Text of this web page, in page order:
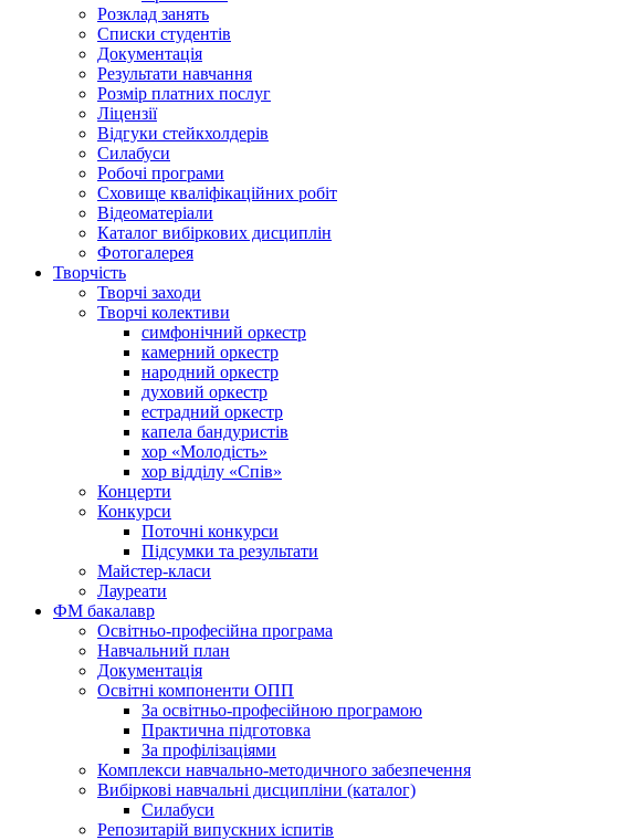
Розклад занять
Списки студентів
Документація
Результати навчання
Розмір платних послуг
Ліцензії
Відгуки стейкхолдерів
Силабуси
Робочі програми
Сховище кваліфікаційних робіт
Відеоматеріали
Каталог вибіркових дисциплін
Фотогалерея
Творчість
Творчі заходи
Творчі колективи
симфонічний оркестр
камерний оркестр
народний оркестр
духовий оркестр
естрадний оркестр
капела бандуристів
хор «Молодість»
хор відділу «Спів»
Концерти
Конкурси
Поточні конкурси
Підсумки та результати
Майстер-класи
Лауреати
ФМ бакалавр
Освітньо-професійна програма
Навчальний план
Документація
Освітні компоненти ОПП
За освітньо-професійною програмою
Практична підготовка
За профілізаціями
Комплекси навчально-методичного забезпечення
Вибіркові навчальні дисципліни (каталог)
Силабуси
Репозитарій випускних іспитів